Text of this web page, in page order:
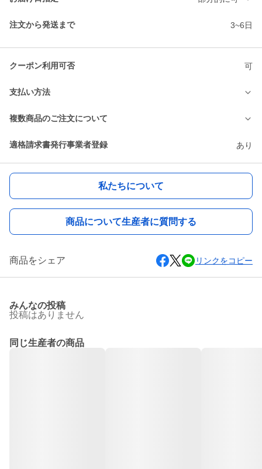
注文から発送まで 3~6日
クーポン利用可否 可
支払い方法
複数商品のご注文について
適格請求書発行事業者登録 あり
私たちについて
商品について生産者に質問する
商品をシェア リンクをコピー
みんなの投稿
投稿はありません
同じ生産者の商品